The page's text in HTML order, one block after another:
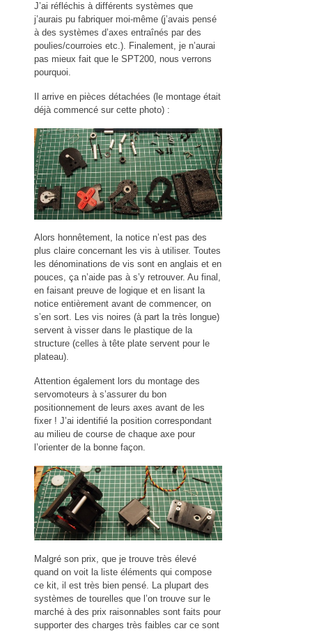
J’ai réfléchis à différents systèmes que
j’aurais pu fabriquer moi-même (j’avais pensé
à des systèmes d’axes entraînés par des
poulies/courroies etc.). Finalement, je n’aurai
pas mieux fait que le SPT200, nous verrons
pourquoi.
Il arrive en pièces détachées (le montage était
déjà commencé sur cette photo) :
Alors honnêtement, la notice n’est pas des
plus claire concernant les vis à utiliser. Toutes
les dénominations de vis sont en anglais et en
pouces, ça n’aide pas à s’y retrouver. Au final,
en faisant preuve de logique et en lisant la
notice entièrement avant de commencer, on
s’en sort. Les vis noires (à part la très longue)
servent à visser dans le plastique de la
structure (celles à tête plate servent pour le
plateau).
Attention également lors du montage des
servomoteurs à s’assurer du bon
positionnement de leurs axes avant de les
fixer ! J’ai identifié la position correspondant
au milieu de course de chaque axe pour
l’orienter de la bonne façon.
Malgré son prix, que je trouve très élevé
quand on voit la liste éléments qui compose
ce kit, il est très bien pensé. La plupart des
systèmes de tourelles que l’on trouve sur le
marché à des prix raisonnables sont faits pour
supporter des charges très faibles car ce sont